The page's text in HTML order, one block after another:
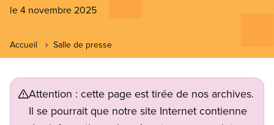
le 4 novembre 2025
Accueil Salle de presse
Attention : cette page est tirée de nos archives.
Il se pourrait que notre site Internet contienne